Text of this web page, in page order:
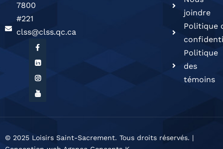
7800
#221
clss@clss.qc.ca
joindre
Politique
Politique
des
témoins
© 2025 Loisirs Saint-Sacrement. Tous droits réservés. |